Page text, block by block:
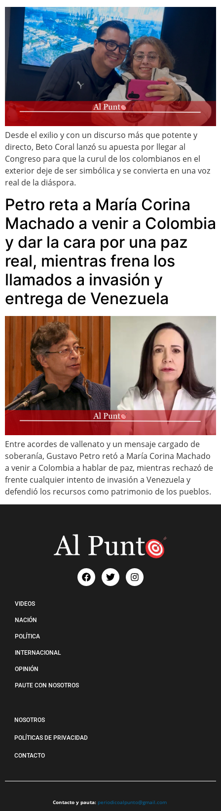
Desde el exilio y con un discurso más que potente y
directo, Beto Coral lanzó su apuesta por llegar al
Congreso para que la curul de los colombianos en el
exterior deje de ser simbólica y se convierta en una voz
real de la diáspora.
Petro reta a María Corina
Machado a venir a Colombia
y dar la cara por una paz
real, mientras frena los
llamados a invasión y
entrega de Venezuela
Entre acordes de vallenato y un mensaje cargado de
soberanía, Gustavo Petro retó a María Corina Machado
a venir a Colombia a hablar de paz, mientras rechazó de
frente cualquier intento de invasión a Venezuela y
defendió los recursos como patrimonio de los pueblos.
VIDEOS
NACIÓN
POLÍTICA
INTERNACIONAL
OPINIÓN
PAUTE CON NOSOTROS
NOSOTROS
POLÍTICAS DE PRIVACIDAD
CONTACTO
Contacto y pauta: periodicoalpunto@gmail.com